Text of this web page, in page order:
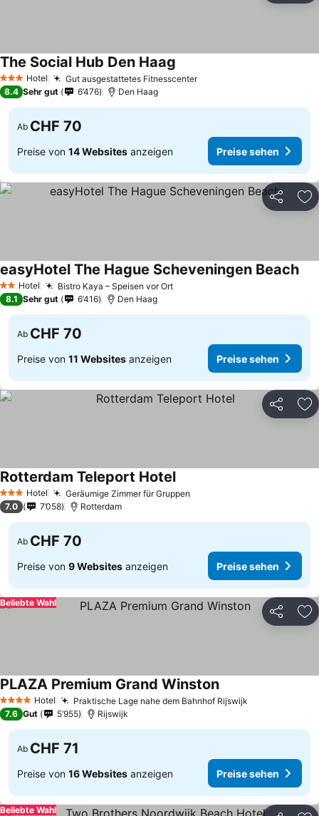
3 SterneHotel Gut ausgestattetes FitnesscenterPreise sehen
The Social Hub Den Haag
8.4 Sehr gut 6’476 Den Haag
Ab CHF 70
Preise von 14 Websites anzeigen Preise sehen
Teilen
2 Sterne
Hotel Bistro Kaya – Speisen vor OrtPreise sehen
easyHotel The Hague Scheveningen Beach
8.1 Sehr gut 6’416 Den Haag
Ab CHF 70
Preise von 11 Websites anzeigen Preise sehen
Teilen
3 SterneHotel Geräumige Zimmer für Gruppen
Rotterdam Teleport HotelPreise sehen
7.0 7’058 Rotterdam
Ab CHF 70
Preise von 9 Websites anzeigen Preise sehen
Teilen
Beliebte Wahl
4 Sterne Hotel Praktische Lage nahe dem Bahnhof Rijswijk
PLAZA Premium Grand WinstonPreise sehen
7.6 Gut 5’955 Rijswijk
Ab CHF 71
Preise von 16 Websites anzeigen Preise sehen
Beliebte Wahl